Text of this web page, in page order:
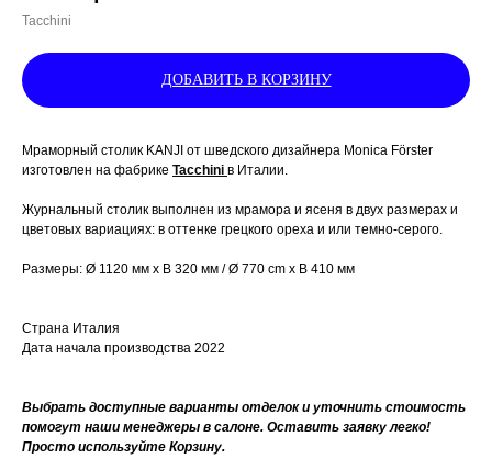
Tacchini
ДОБАВИТЬ В КОРЗИНУ
Мраморный столик KANJI от шведского дизайнера Monica Förster
изготовлен на фабрике Tacchini в Италии.
Журнальный столик выполнен из мрамора и ясеня в двух размерах и
цветовых вариациях: в оттенке грецкого ореха и или темно-серого.
Размеры: Ø 1120 мм x В 320 мм / Ø 770 cm x В 410 мм
Страна Италия
Дата начала производства 2022
Выбрать доступные варианты отделок и уточнить стоимость
помогут наши менеджеры в салоне. Оставить заявку легко!
Просто используйте Корзину.